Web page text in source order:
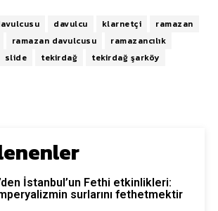
davulcu klarnetçi
ramazan
ramazan davulcusu
ramazancılık
slide tekirdağ
tekirdağ şarköy
İstanbul’un Fethi etkinlikleri:
surlarını fethetmektir